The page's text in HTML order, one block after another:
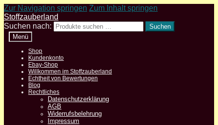
Zur Navigation springen Zum Inhalt springen
Stoffzauberland
Suchen nach:
Suchen
Menü
Shop
Kundenkonto
Ebay-Shop
Willkommen im Stoffzauberland
Echtheit von Bewertungen
Blog
Rechtliches
Datenschutzerklärung
AGB
Widerrufsbelehrung
Impressum